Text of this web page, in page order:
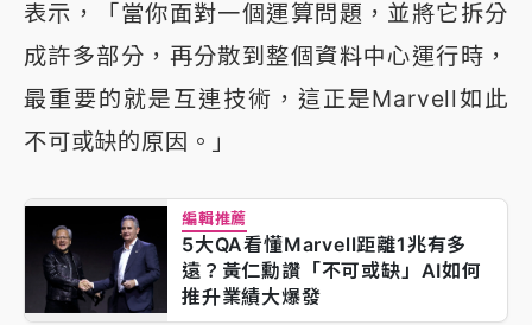
表示，「當你面對一個運算問題，並將它拆分
成許多部分，再分散到整個資料中心運行時，
最重要的就是互連技術，這正是Marvell如此
不可或缺的原因。」
編輯推薦
5大QA看懂Marvell距離1兆有多
遠？黃仁勳讚「不可或缺」AI如何
推升業績大爆發